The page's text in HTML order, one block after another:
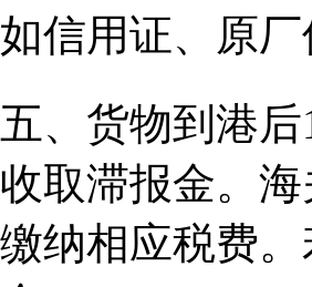
如信用证、原
五、货物到港
收取滞报金。
缴纳相应税费